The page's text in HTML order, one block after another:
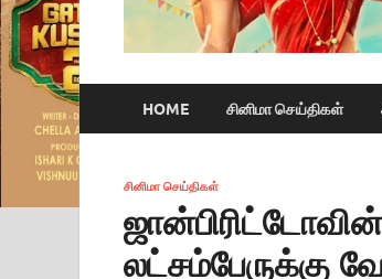
HOME சினிமா செய்திகள்
சினிமா செய்திகள்
லட்சம்பேருக்கு